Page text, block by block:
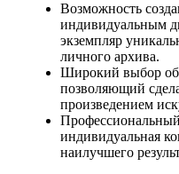
Возможность
индивидуальным
экземпляр
личного архива.
Широкий выбор
позволяющий
произведением
индивидуальная
наилучшего